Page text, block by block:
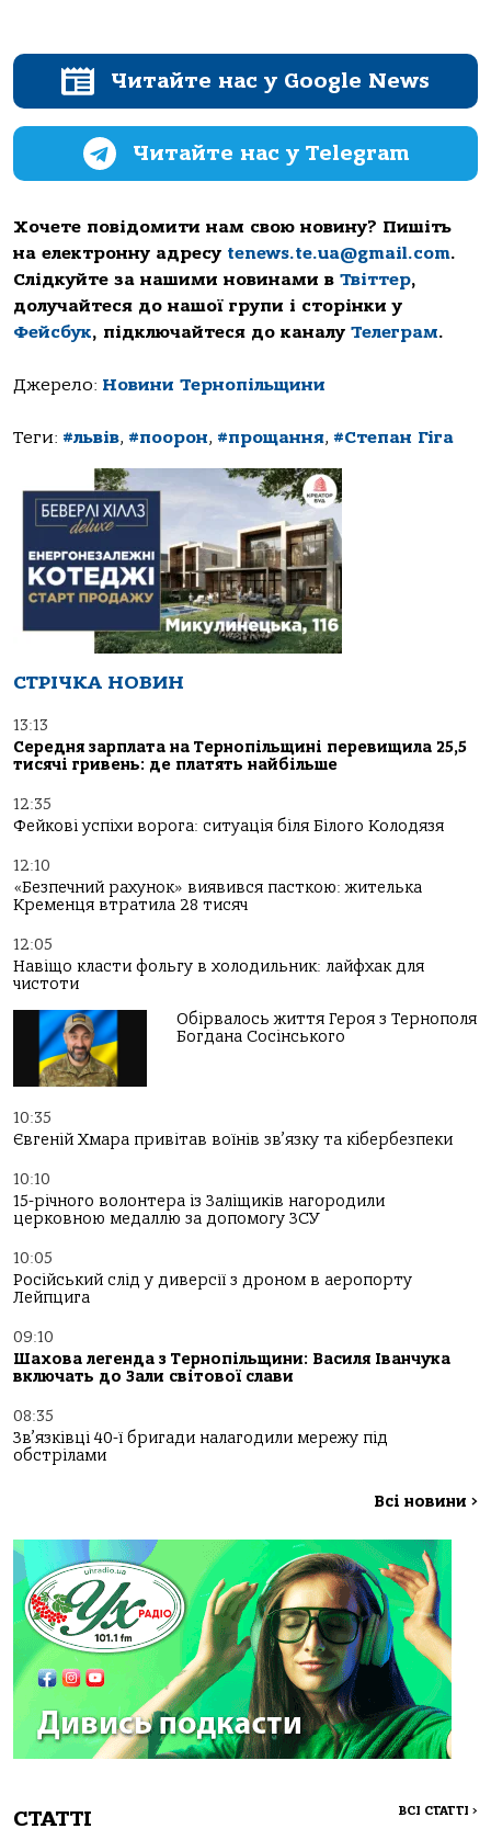
Читайте нас у Google News
Читайте нас у Telegram
Хочете повідомити нам свою новину? Пишіть
на електронну адресу tenews.te.ua@gmail.com.
Слідкуйте за нашими новинами в Твіттер,
долучайтеся до нашої групи і сторінки у
Фейсбук, підключайтеся до каналу Телеграм.
Джерело: Новини Тернопільщини
Теги: #львів, #поорон, #прощання, #Степан Гіга
СТРІЧКА НОВИН
13:13
Середня зарплата на Тернопільщині перевищила 25,5
тисячі гривень: де платять найбільше
12:35
Фейкові успіхи ворога: ситуація біля Білого Колодязя
12:10
«Безпечний рахунок» виявився пасткою: жителька
Кременця втратила 28 тисяч
12:05
Навіщо класти фольгу в холодильник: лайфхак для
чистоти
Обірвалось життя Героя з Тернополя
Богдана Сосінського
10:35
Євгеній Хмара привітав воїнів зв’язку та кібербезпеки
10:10
15-річного волонтера із Заліщиків нагородили
церковною медаллю за допомогу ЗСУ
10:05
Російський слід у диверсії з дроном в аеропорту
Лейпцига
09:10
Шахова легенда з Тернопільщини: Василя Іванчука
включать до Зали світової слави
08:35
Зв’язківці 40-ї бригади налагодили мережу під
обстрілами
Всі новини >
СТАТТІ ВСІ СТАТТІ >